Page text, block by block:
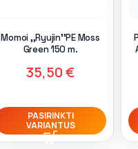
Momoi ,,Ryujin’’PE Moss
Green 150 m.
35,50€
PASIRINKTI
VARIANTUS